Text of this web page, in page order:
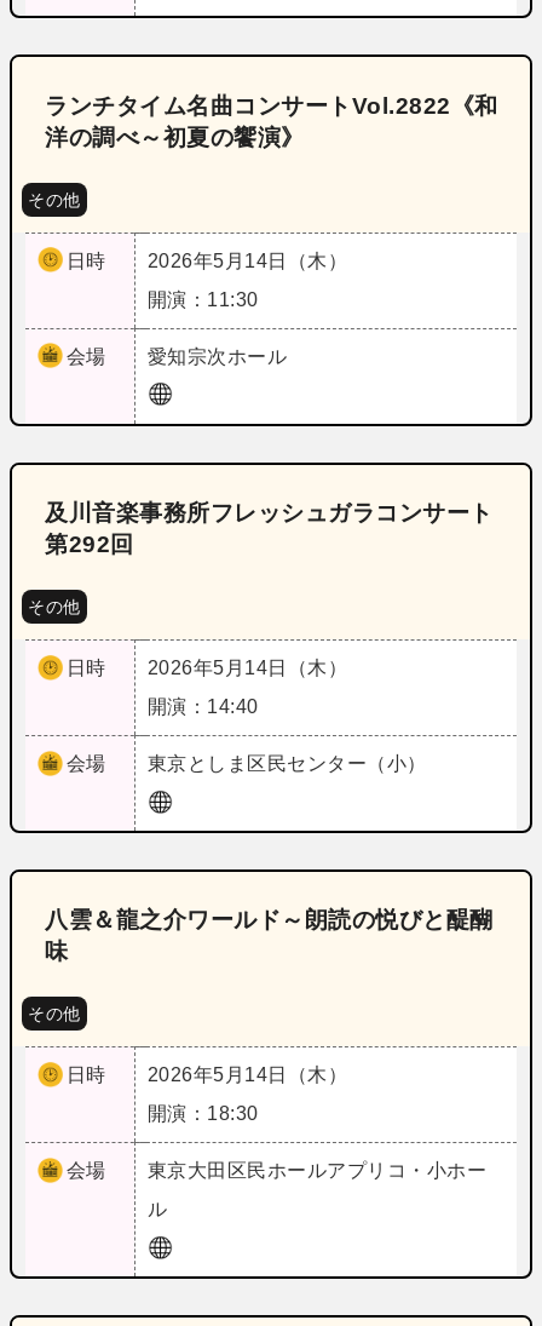
ランチタイム名曲コンサートVol.2822《和
洋の調べ～初夏の饗演》
その他
日時
2026年5月14日（木）
開演：11:30
会場 愛知宗次ホール
及川音楽事務所フレッシュガラコンサート
第292回
その他
日時
2026年5月14日（木）
開演：14:40
会場 東京としま区民センター（小）
八雲＆龍之介ワールド～朗読の悦びと醍醐
味
その他
日時
2026年5月14日（木）
開演：18:30
会場 東京大田区民ホールアプリコ・小ホー
ル